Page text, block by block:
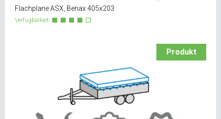
Flachplane ASX, Benax 405x203
Verfügbarkeit:
Produkt